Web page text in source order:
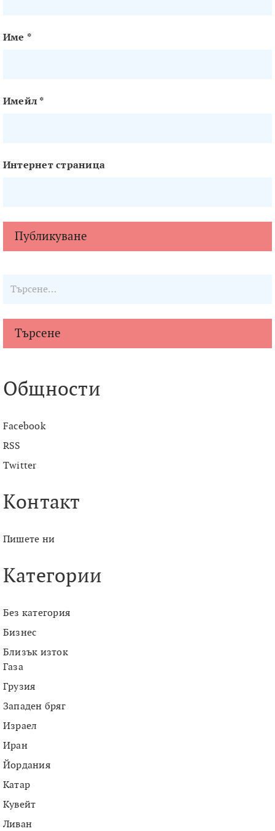
Име *
Имейл *
Интернет страница
Търсене
Общности
Facebook
RSS
Twitter
Контакт
Пишете ни
Категории
Без категория
Бизнес
Близък изток
Газа
Грузия
Западен бряг
Израел
Иран
Йордания
Катар
Кувейт
Ливан